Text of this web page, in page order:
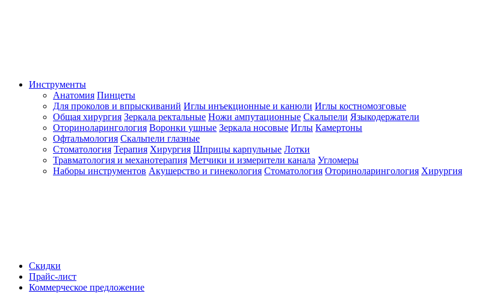
Инструменты
Анатомия Пинцеты
Для проколов и впрыскиваний Иглы инъекционные и канюли Иглы костномозговые
Общая хирургия Зеркала ректальные Ножи ампутационные Скальпели Языкодержатели
Оториноларингология Воронки ушные Зеркала носовые Иглы Камертоны
Офтальмология Скальпели глазные
Стоматология Терапия Хирургия Шприцы карпульные Лотки
Травматология и механотерапия Метчики и измерители канала Угломеры
Наборы инструментов Акушерство и гинекология Стоматология Оториноларингология Хирургия
Скидки
Прайс-лист
Коммерческое предложение